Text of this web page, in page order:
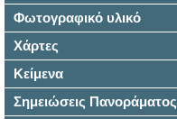
Φωτογραφικό υλικό
Χάρτες
Κείμενα
Σημειώσεις Πανοράματος